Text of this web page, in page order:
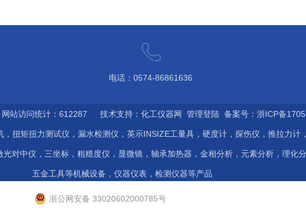
电话：0574-86861636
站访问统计：612287 技术支持： 化工仪器网 管理登陆 备案号：浙ICP备
扭矩扭力测试仪，漏水检测仪，英示INSIZE工量具，硬度计，探伤仪，推拉力
对中仪，三坐标，粗糙度仪，显微镜，轴承加热器，金相分析，元素分析，理化
五金工具等机械设备，仪器仪表，检测仪器等产品
浙公网安备 33020602000785号